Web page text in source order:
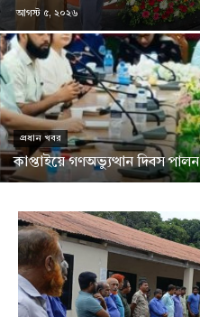
আগস্ট ৫, ২০২৬
প্রধান খবর
কাপ্তাইয়ে গণঅভ্যুত্থান দিবস পালন